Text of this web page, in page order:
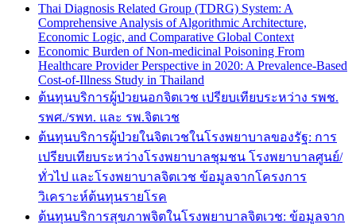
Thai Diagnosis Related Group (TDRG) System: A
Comprehensive Analysis of Algorithmic Architecture,
Economic Logic, and Comparative Global Context
Economic Burden of Non-medicinal Poisoning From
Healthcare Provider Perspective in 2020: A Prevalence-Based
Cost-of-Illness Study in Thailand
ต้นทุนบริการผู้ป่วยนอกจิตเวช เปรียบเทียบระหว่าง รพช.
รพศ./รพท. และ รพ.จิตเวช
ต้นทุนบริการผู้ป่วยในจิตเวชในโรงพยาบาลของรัฐ: การ
เปรียบเทียบระหว่างโรงพยาบาลชุมชน โรงพยาบาลศูนย์/
ทั่วไป และโรงพยาบาลจิตเวช ข้อมูลจากโครงการ
วิเคราะห์ต้นทุนรายโรค
ต้นทุนบริการสุขภาพจิตในโรงพยาบาลจิตเวช: ข้อมูลจาก